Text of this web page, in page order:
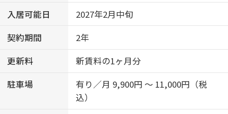
入居可能日
2027年2月中旬
契約期間
2年
更新料
新賃料の1ヶ月分
駐車場
有り／月 9,900円 ～ 11,000円（税
込）